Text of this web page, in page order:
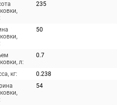
235
50
л:
0.7
кг:
0.238
54